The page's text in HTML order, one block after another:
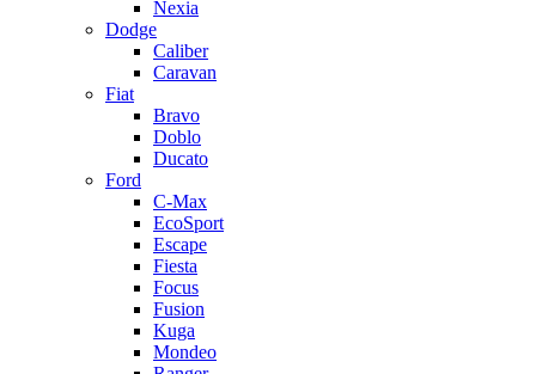
Nexia
Dodge
Caliber
Caravan
Fiat
Bravo
Doblo
Ducato
Ford
C-Max
EcoSport
Escape
Fiesta
Focus
Fusion
Kuga
Mondeo